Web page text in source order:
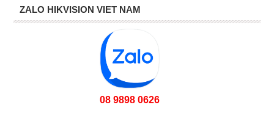
ZALO HIKVISION VIET NAM
08 9898 0626